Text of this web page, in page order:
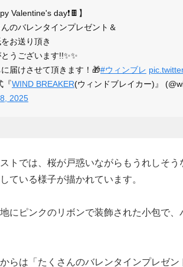
Valentine's day❗️🍫】
のバレンタインプレゼント＆
お送り頂き
うございます!!✨✨
届けさせて頂きます！🎁#ウィンブレ
『WIND BREAKER(ウィンドブレイカー)』
2025
トでは、桜が戸惑いながらもうれしそ
ている様子が描かれています。
にピンクのリボンで装飾された小包で
らは「たくさんのバレンタインプレゼン